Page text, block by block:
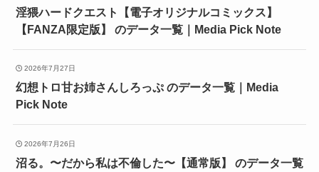
淫猥ハードクエスト【電子オリジナルコミックス】
【FANZA限定版】 のデータ一覧｜Media Pick Note
2026年7月27日
幻想トロ甘お姉さんしろっぷ のデータ一覧｜Media
Pick Note
2026年7月26日
沼る。〜だから私は不倫した〜【通常版】 のデータ一覧